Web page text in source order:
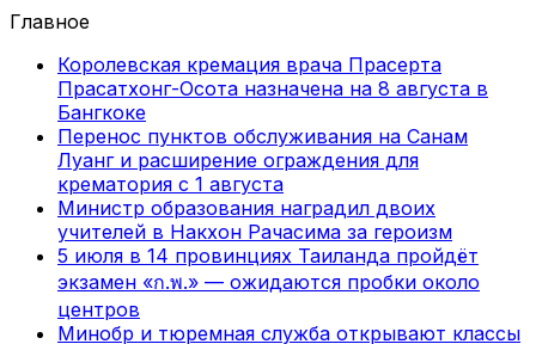
Главное
Королевская кремация врача Прасерта
Прасатхонг-Осота назначена на 8 августа в
Бангкоке
Перенос пунктов обслуживания на Санам
Луанг и расширение ограждения для
крематория с 1 августа
Министр образования наградил двоих
учителей в Накхон Рачасима за героизм
5 июля в 14 провинциях Таиланда пройдёт
экзамен «ก.พ.» — ожидаются пробки около
центров
Минобр и тюремная служба открывают классы